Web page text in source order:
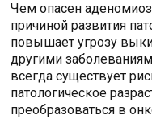
Чем опасен
причиной развития
повышает угрозу
другими
всегда существует
патологическое
преобразоваться в